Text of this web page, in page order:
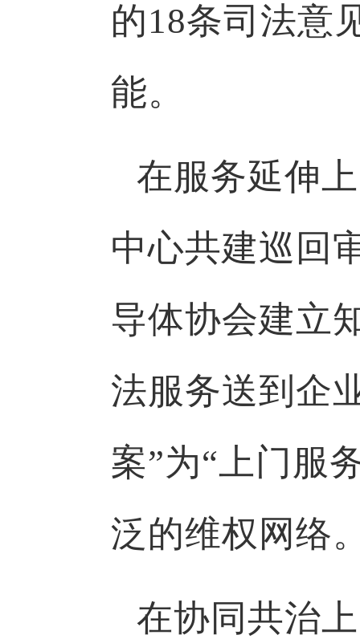
的18条司法意
能。
在服务延伸
中心共建巡回
导体协会建立
法服务送到企
案”为“上门服
泛的维权网络
在协同共治